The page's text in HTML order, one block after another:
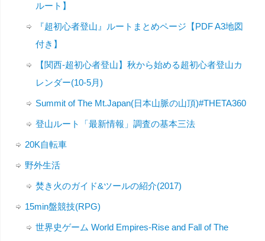
ルート】
『超初心者登山』ルートまとめページ【PDF A3地図
付き】
【関西-超初心者登山】秋から始める超初心者登山カ
レンダー(10-5月)
Summit of The Mt.Japan(日本山脈の山頂)#THETA360
登山ルート「最新情報」調査の基本三法
20K自転車
野外生活
焚き火のガイド&ツールの紹介(2017)
15min盤競技(RPG)
世界史ゲーム World Empires-Rise and Fall of The